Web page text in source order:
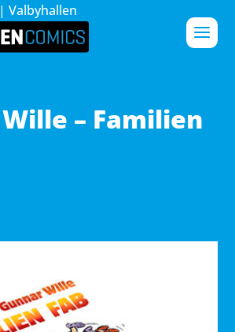
Valbyhallen
– Familien